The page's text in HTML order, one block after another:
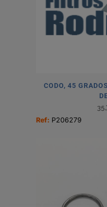
CODO, 45
Ref: P206279